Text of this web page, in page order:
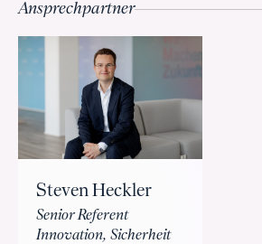
Ansprechpartner
Steven Heckler
Senior Referent
Innovation, Sicherheit